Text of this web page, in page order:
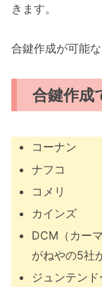
きます。
合鍵作成が可能
合鍵作成
コーナン
ナフコ
コメリ
カインズ
DCM（カー
がねやの5社
ジュンテンド